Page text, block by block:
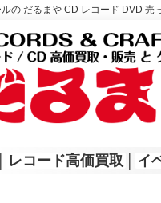
の だるまや CD レコード DVD
レコード高価買取 イ